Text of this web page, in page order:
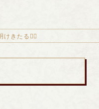
けきたる❤️‍🔥